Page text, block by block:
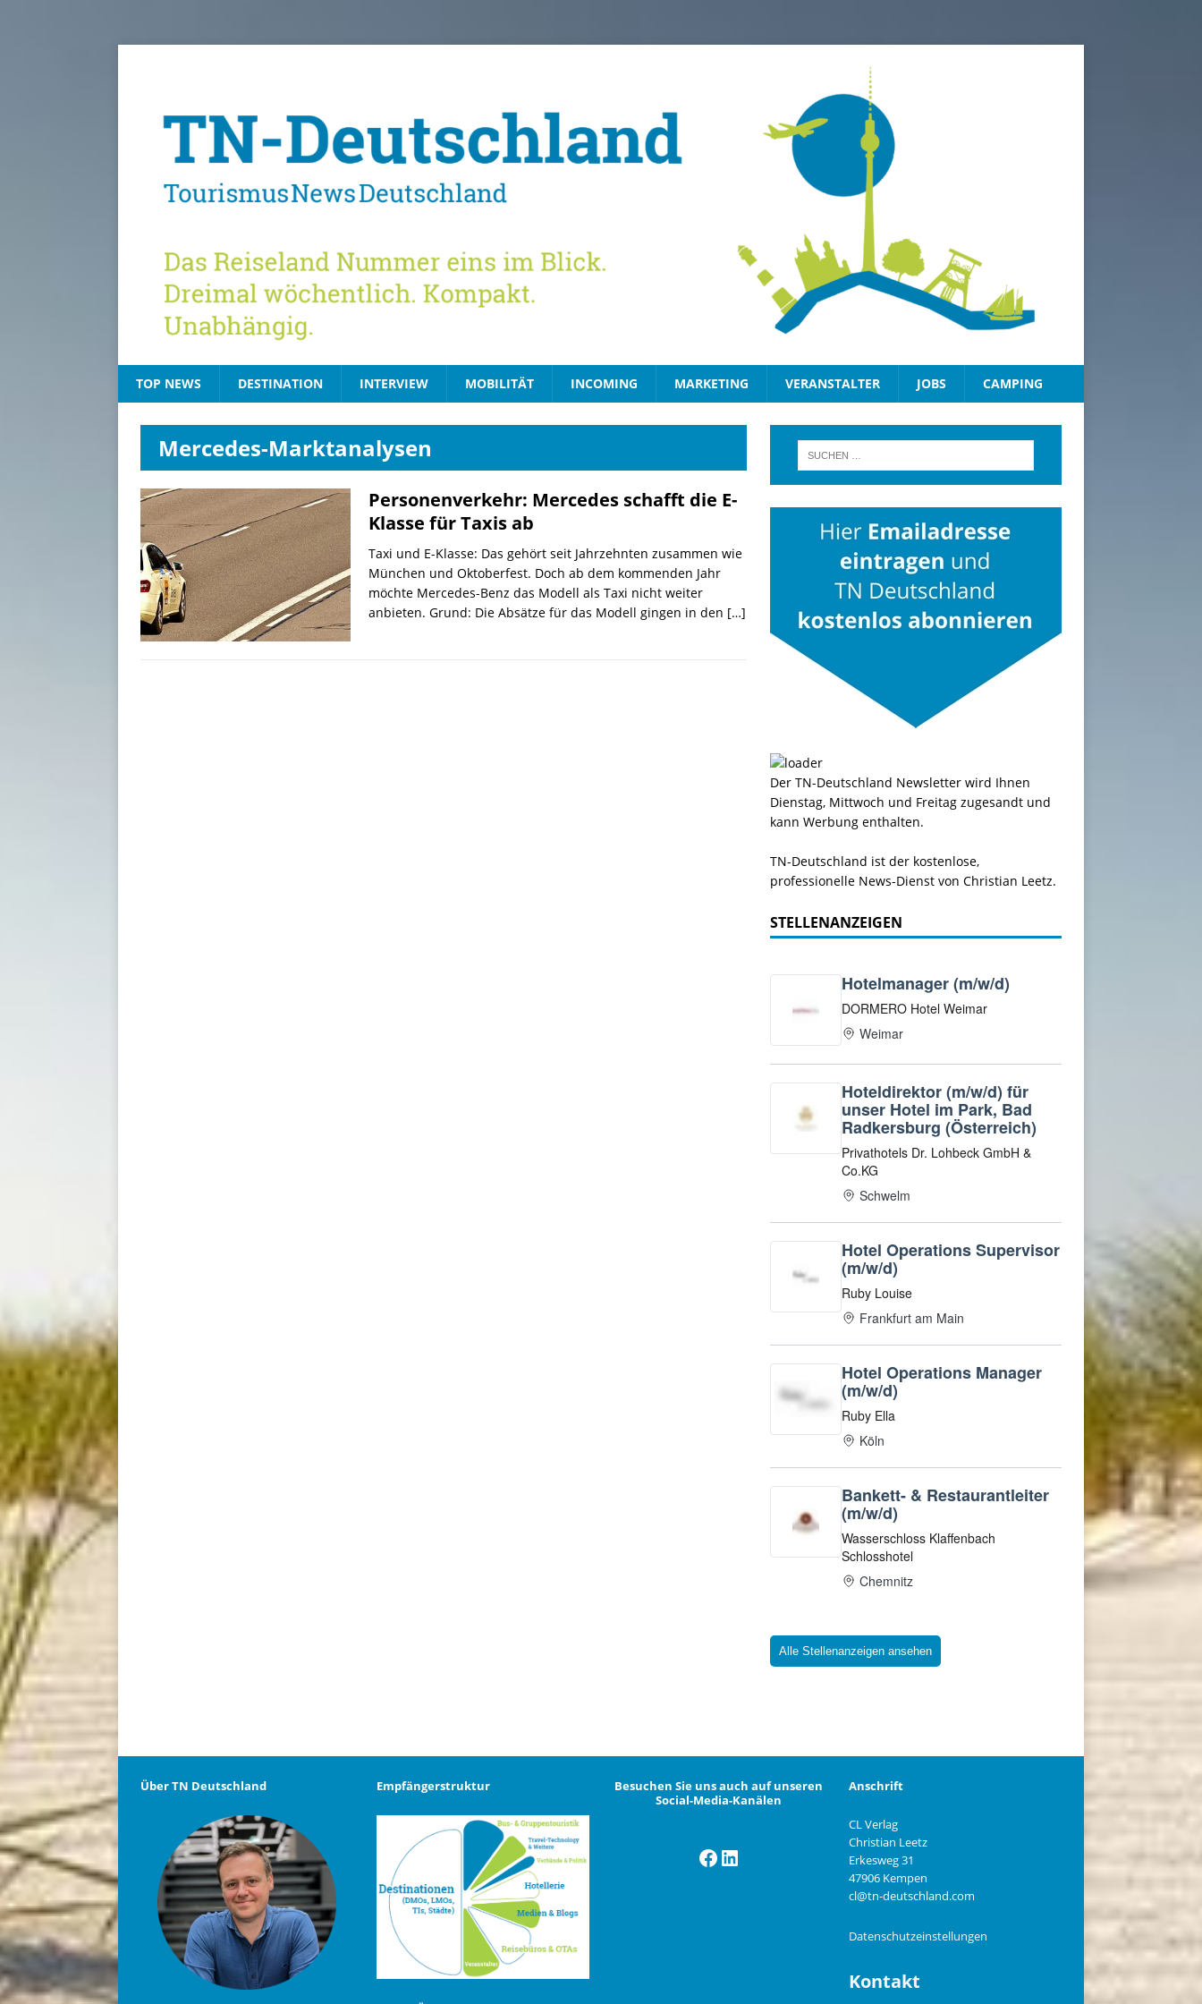
TOP NEWS DESTINATION INTERVIEW MOBILITÄT INCOMING MARKETING VERANSTALTER JOBS CAMPING
Mercedes-Marktanalysen
Personenverkehr: Mercedes schafft die E-
Klasse für Taxis ab
Taxi und E-Klasse: Das gehört seit Jahrzehnten zusammen wie
München und Oktoberfest. Doch ab dem kommenden Jahr
möchte Mercedes-Benz das Modell als Taxi nicht weiter
anbieten. Grund: Die Absätze für das Modell gingen in den […]
Der TN-Deutschland Newsletter wird Ihnen
Dienstag, Mittwoch und Freitag zugesandt und
kann Werbung enthalten.
TN-Deutschland ist der kostenlose,
professionelle News-Dienst von Christian Leetz.
STELLENANZEIGEN
Alle Stellenanzeigen ansehen
Über TN Deutschland Empfängerstruktur
Besuchen Sie uns auch auf unseren
Social-Media-Kanälen
Facebook
LinkedIn
Anschrift
CL Verlag
Christian Leetz
Erkesweg 31
47906 Kempen
cl@tn-deutschland.com
Datenschutzeinstellungen
Kontakt